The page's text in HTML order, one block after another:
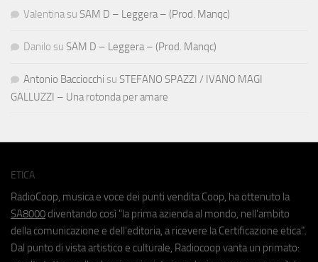
Valentina su SAM D – Leggera – (Prod. Manqc)
Danilo su SAM D – Leggera – (Prod. Manqc)
Antonio Bacciocchi su STEFANO SPAZZI / IVANO MAGI
GALLUZZI – Una rotonda per amare
ETICA
RadioCoop, musica e voce dei punti vendita Coop, ha ottenuto la
SA8000 diventando così "la prima azienda al mondo, nell'ambito
della comunicazione e dell'editoria, a ricevere la Certificazione etica".
Dal punto di vista artistico e culturale, Radiocoop vanta un primato: